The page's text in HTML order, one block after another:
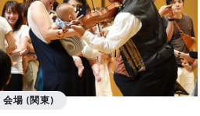
会場 (関東)